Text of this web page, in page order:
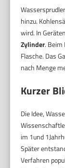
hinzu.
wird. In
Zylinder.
Flasche. Das
nach Menge
Kurzer
Die Idee,
im 1und
Später
Verfahren